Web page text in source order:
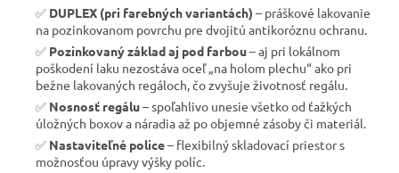
✅ DUPLEX (pri farebných variantách) – práškové lakovanie
na pozinkovanom povrchu pre dvojitú antikoróznu ochranu.
✅ Pozinkovaný základ aj pod farbou– aj pri lokálnom
poškodení laku nezostáva oceľ „na holom plechu“ ako pri
bežne lakovaných regáloch, čo zvyšuje životnosť regálu.
✅ Nosnosť regálu– spoľahlivo unesie všetko od ťažkých
úložných boxov a náradia až po objemné zásoby či materiál.
✅ Nastaviteľné police– flexibilný skladovací priestor s
možnosťou úpravy výšky políc.